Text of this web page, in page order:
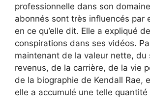
professionnelle dans son
abonnés sont très influencés par
en ce qu’elle dit. Elle a expliqué
conspirations dans ses vidéos.
maintenant de la valeur nette, du
revenus, de la carrière, de la vie
de la biographie de Kendall Rae,
elle a accumulé une telle